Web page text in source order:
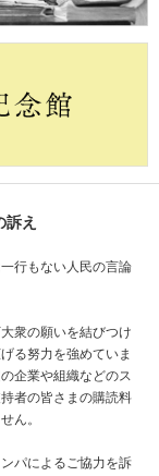
え
行もない人民の言論
衆の願いを結びつけ
る努力を強めていま
企業や組織などのス
者の皆さまの購読料
ん。
パによるご協力を訴